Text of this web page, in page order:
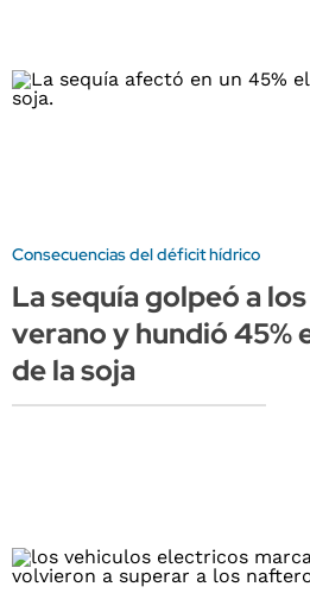
Consecuencias del déficit hídrico
La sequía golpeó a
verano y hundió 45%
de la soja